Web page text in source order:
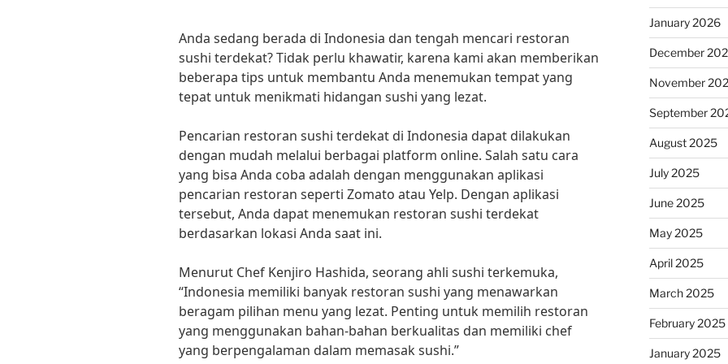
Anda sedang berada di Indonesia dan tengah mencari restoran
sushi terdekat? Tidak perlu khawatir, karena kami akan memberikan
beberapa tips untuk membantu Anda menemukan tempat yang
tepat untuk menikmati hidangan sushi yang lezat.
Pencarian restoran sushi terdekat di Indonesia dapat dilakukan
dengan mudah melalui berbagai platform online. Salah satu cara
yang bisa Anda coba adalah dengan menggunakan aplikasi
pencarian restoran seperti Zomato atau Yelp. Dengan aplikasi
tersebut, Anda dapat menemukan restoran sushi terdekat
berdasarkan lokasi Anda saat ini.
Menurut Chef Kenjiro Hashida, seorang ahli sushi terkemuka,
“Indonesia memiliki banyak restoran sushi yang menawarkan
beragam pilihan menu yang lezat. Penting untuk memilih restoran
yang menggunakan bahan-bahan berkualitas dan memiliki chef
yang berpengalaman dalam memasak sushi.”
January 2026
December
November
September
August 2025
July 2025
June 2025
May 2025
April 2025
March 2025
February 2025
January 2025